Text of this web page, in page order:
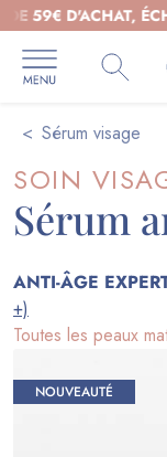
Sérum visage
SOIN
Sérum
ANTI-ÂGE
+)
Toutes les peaux
NOUVEAUTÉ